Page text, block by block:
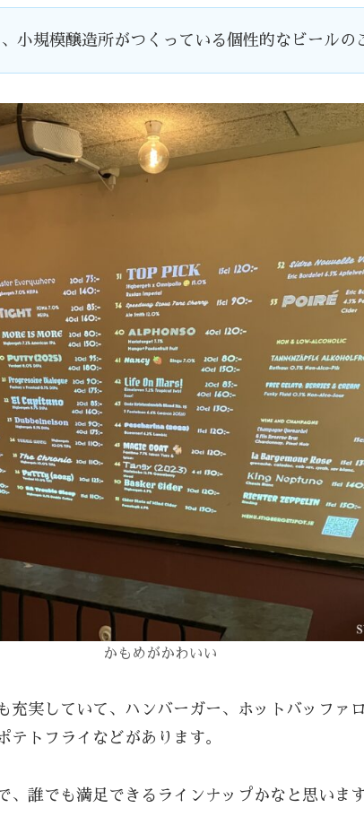
小規模醸造所がつくっている個性的なビールの
かもめがかわいい
充実していて、ハンバーガー、ホットバッファ
テトフライなどがあります。
、誰でも満足できるラインナップかなと思います